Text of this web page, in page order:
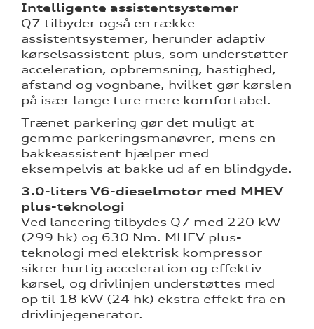
Intelligente assistentsystemer
Q7 tilbyder også en række
assistentsystemer, herunder adaptiv
kørselsassistent plus, som understøtter
acceleration, opbremsning, hastighed,
afstand og vognbane, hvilket gør kørslen
på især lange ture mere komfortabel.
Trænet parkering gør det muligt at
gemme parkeringsmanøvrer, mens en
bakkeassistent hjælper med
eksempelvis at bakke ud af en blindgyde.
3.0-liters V6-dieselmotor med MHEV
plus-teknologi
Ved lancering tilbydes Q7 med 220 kW
(299 hk) og 630 Nm. MHEV plus-
teknologi med elektrisk kompressor
sikrer hurtig acceleration og effektiv
kørsel, og drivlinjen understøttes med
op til 18 kW (24 hk) ekstra effekt fra en
drivlinjegenerator.